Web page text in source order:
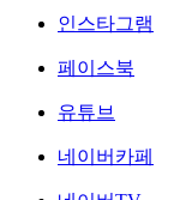
인스타그램
페이스북
유튜브
네이버카페